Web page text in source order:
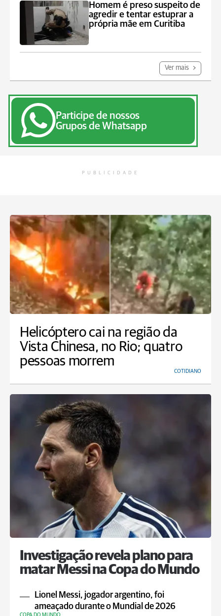
Homem é preso suspeito de
agredir e tentar estuprar a
própria mãe em Curitiba
Ver mais
Participe de nossos
Grupos de Whatsapp
PUBLICIDADE
Helicóptero cai na região da
Vista Chinesa, no Rio; quatro
pessoas morrem
COTIDIANO
Investigação revela plano para
matar Messi na Copa do Mundo
Lionel Messi, jogador argentino, foi
ameaçado durante o Mundial de 2026
COPA DO MUNDO